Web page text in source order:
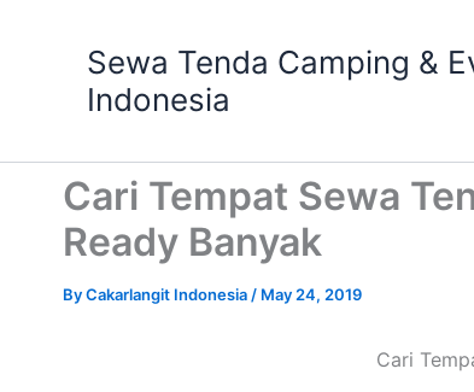
Sewa Tenda Camping &
Indonesia
Cari Tempat Sewa
Ready Banyak
ByCakarlangit Indonesia / May 24, 2019
Cari